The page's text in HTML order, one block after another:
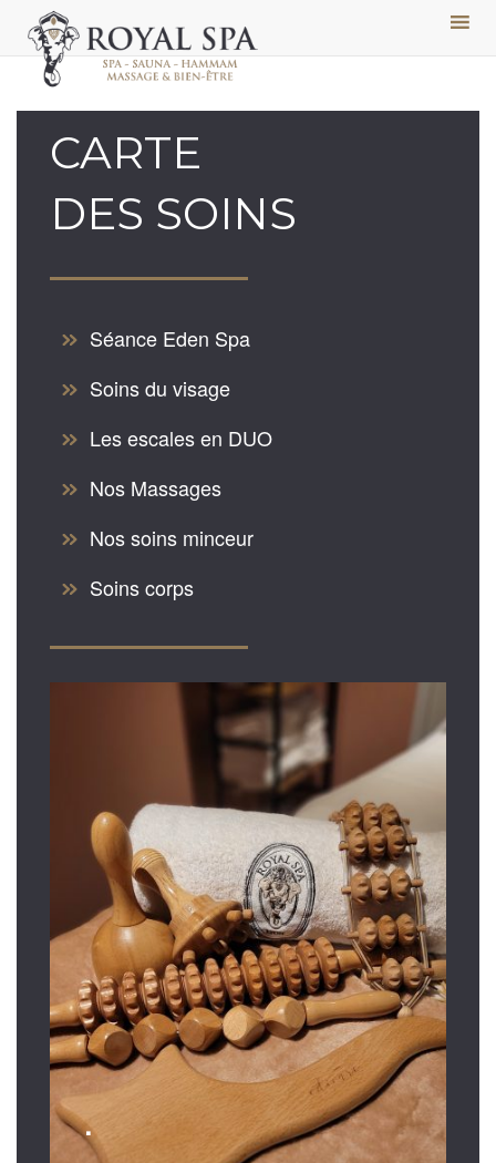
CARTE
DES SOINS
Séance Eden Spa
Soins du visage
Les escales en DUO
Nos Massages
Nos soins minceur
Soins corps
.